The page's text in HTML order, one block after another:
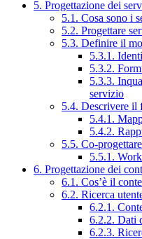
5. Progettazione dei
5.1. Cosa sono i
5.2. Progettare
5.3. Definire il
5.3.1.
5.3.2.
5.3.3.
servizio
5.4. Descrivere il
5.4.1.
5.4.2.
5.5. Co-
5.5.1.
6. Progettazione dei
6.1. Cos’è il
6.2. Ricerca
6.2.1.
6.2.2. Dati
6.2.3.